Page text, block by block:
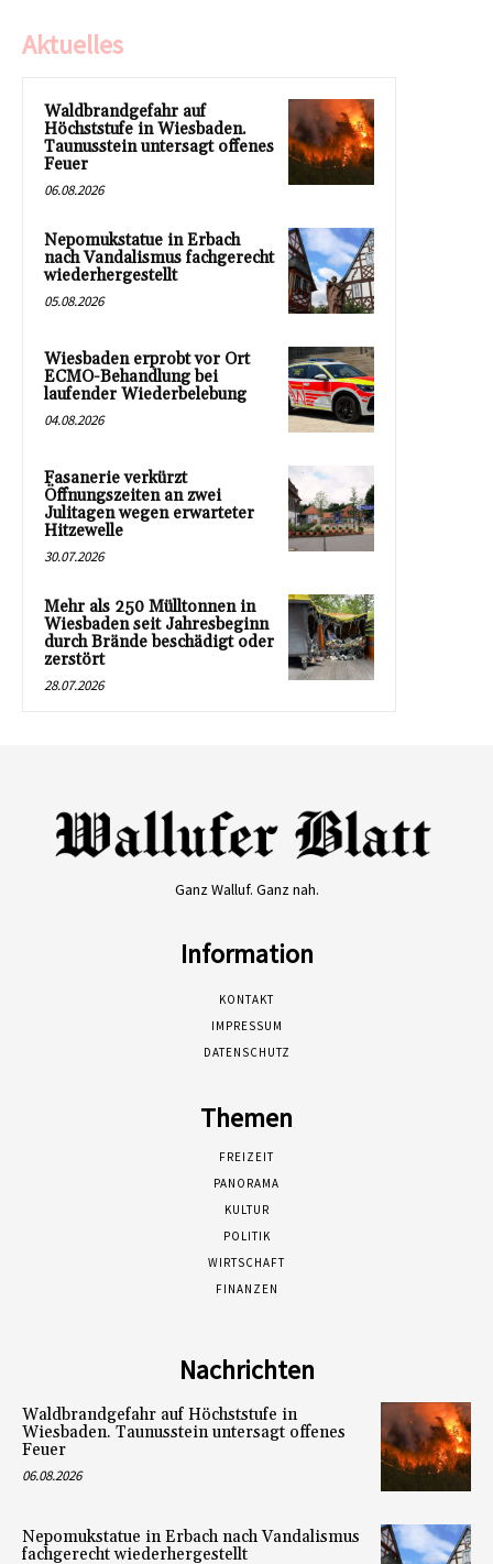
Aktuelles
Waldbrandgefahr auf
Höchststufe in Wiesbaden.
Taunusstein untersagt offenes
Feuer
06.08.2026
Nepomukstatue in Erbach
nach Vandalismus fachgerecht
wiederhergestellt
05.08.2026
Wiesbaden erprobt vor Ort
ECMO-Behandlung bei
laufender Wiederbelebung
04.08.2026
Fasanerie verkürzt
Öffnungszeiten an zwei
Julitagen wegen erwarteter
Hitzewelle
30.07.2026
Mehr als 250 Mülltonnen in
Wiesbaden seit Jahresbeginn
durch Brände beschädigt oder
zerstört
28.07.2026
Ganz Walluf. Ganz nah.
Information
KONTAKT
IMPRESSUM
DATENSCHUTZ
Themen
FREIZEIT
PANORAMA
KULTUR
POLITIK
WIRTSCHAFT
FINANZEN
Nachrichten
Waldbrandgefahr auf Höchststufe in
Wiesbaden. Taunusstein untersagt offenes
Feuer
06.08.2026
Nepomukstatue in Erbach nach Vandalismus
fachgerecht wiederhergestellt